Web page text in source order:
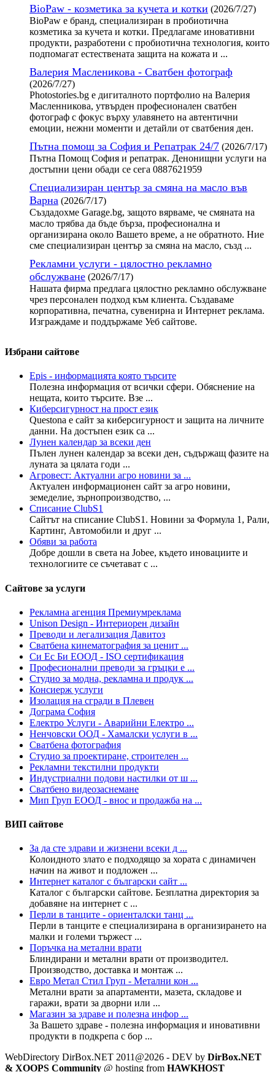
BioPaw - козметика за кучета и котки (2026/7/27)
BioPaw е бранд, специализиран в пробиотична
козметика за кучета и котки. Предлагаме иновативни
продукти, разработени с пробиотична технология, които
подпомагат естествената защита на кожата и ...
Валерия Масленикова - Сватбен фотограф
(2026/7/27)
Photostories.bg е дигиталното портфолио на Валерия
Масленникова, утвърден професионален сватбен
фотограф с фокус върху улавянето на автентични
емоции, нежни моменти и детайли от сватбения ден.
Пътна помощ за София и Репатрак 24/7 (2026/7/17)
Пътна Помощ София и репатрак. Денонищни услуги на
достъпни цени обади се сега 0887621959
Специализиран център за смяна на масло във
Варна (2026/7/17)
Създадохме Garage.bg, защото вярваме, че смяната на
масло трябва да бъде бърза, професионална и
организирана около Вашето време, а не обратното. Ние
сме специализиран център за смяна на масло, създ ...
Рекламни услуги - цялостно рекламно
обслужване (2026/7/17)
Нашата фирма предлага цялостно рекламно обслужване
чрез персонален подход към клиента. Създаваме
корпоративна, печатна, сувенирна и Интернет реклама.
Изграждаме и поддържаме Уеб сайтове.
Избрани сайтове
Epis - информацията която търсите
Полезна информация от всички сфери. Обяснение на
нещата, които търсите. Взе ...
Киберсигурност на прост език
Questona е сайт за киберсигурност и защита на личните
данни. На достъпен език са ...
Лунен календар за всеки ден
Пълен лунен календар за всеки ден, съдържащ фазите на
луната за цялата годи ...
Агровест: Актуални агро новини за ...
Актуален информационен сайт за агро новини,
земеделие, зърнопроизводство, ...
Списание ClubS1
Сайтът на списание ClubS1. Новини за Формула 1, Рали,
Картинг, Автомобили и друг ...
Обяви за работа
Добре дошли в света на Jobee, където иновациите и
технологиите се съчетават с ...
Сайтове за услуги
Рекламна агенция Премиумреклама
Unison Design - Интериорен дизайн
Преводи и легализация Давитоз
Сватбена кинематография за ценит ...
Си Ес Би ЕООД - ISO сертификация
Професионални преводи за гръцки е ...
Студио за модна, рекламна и продук ...
Консиерж услуги
Изолация на сгради в Плевен
Дограма София
Електро Услуги - Аварийни Електро ...
Ненчовски ООД - Хамалски услуги в ...
Сватбена фотография
Студио за проектиране, строителен ...
Рекламни текстилни продукти
Индустриални подови настилки от ш ...
Сватбено видеозаснемане
Мип Груп ЕООД - внос и продажба на ...
ВИП сайтове
За да сте здрави и жизнени всеки д ...
Колoидното злато е подходящо за хората с динамичен
начин на живот и подложен ...
Интернет каталог с български сайт ...
Каталог с български сайтове. Безплатна директория за
добавяне на интернет с ...
Перли в танците - ориенталски танц ...
Перли в танците е специализирана в организирането на
малки и големи тържест ...
Поръчка на метални врати
Блиндирани и метални врати от производител.
Производство, доставка и монтаж ...
Евро Метал Стил Груп - Метални кон ...
Метални врати за апартаменти, мазета, складове и
гаражи, врати за дворни или ...
Магазин за здраве и полезна инфор ...
За Вашето здраве - полезна информация и иновативни
продукти в подкрепа с бор ...
WebDirectory DirBox.NET 2011@2026 - DEV by DirBox.NET
& XOOPS Community @ hosting from HAWKHOST